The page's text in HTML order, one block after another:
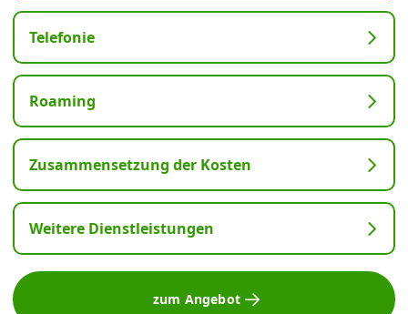
Telefonie
Roaming
Zusammensetzung der Kosten
Weitere Dienstleistungen
zum Angebot